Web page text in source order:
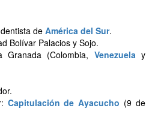
deAmérica del Sur.
Bolívar Palacios y Sojo.
(Colombia, Venezuelay
Capitulación de Ayacucho (9 de